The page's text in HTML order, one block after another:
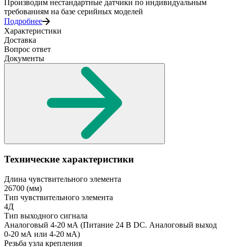
Производим нестандартные датчики по индивидуальным
требованиям на базе серийных моделей
Подробнее
Характеристики
Доставка
Вопрос ответ
Документы
Технические характеристики
Длина чувствительного элемента
26700 (мм)
Тип чувствительного элемента
4Д
Тип выходного сигнала
Аналоговый 4-20 мА (Питание 24 В DC. Аналоговый выход
0-20 мА или 4-20 мА)
Резьба узла крепления